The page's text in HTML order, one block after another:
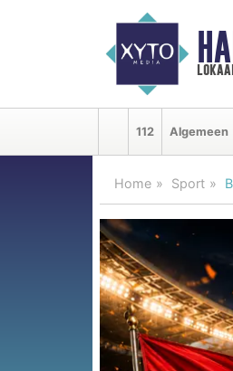
112 Algemeen
Home Sport